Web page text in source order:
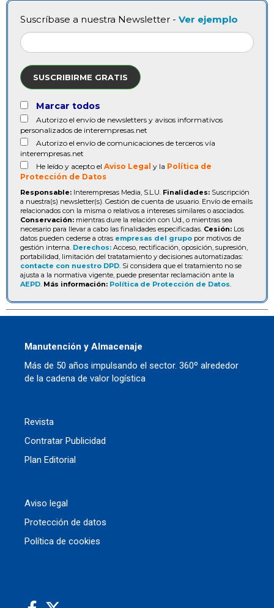
Suscríbase a nuestra Newsletter - Ver ejemplo
SUSCRIBIRME GRATIS
Marcar todos
Autorizo el envío de newsletters y avisos informativos
personalizados de interempresas.net
Autorizo el envío de comunicaciones de terceros vía
interempresas.net
He leído y acepto el Aviso Legal y la Política de
Protección de Datos
Responsable: Interempresas Media, S.L.U. Finalidades: Suscripción
a nuestra(s) newsletter(s). Gestión de cuenta de usuario. Envío de emails
relacionados con la misma o relativos a intereses similares o asociados.
Conservación: mientras dure la relación con Ud., o mientras sea
necesario para llevar a cabo las finalidades especificadas. Cesión: Los
datos pueden cederse a otras empresas del grupo por motivos de
gestión interna. Derechos: Acceso, rectificación, oposición, supresión,
portabilidad, limitación del tratatamiento y decisiones automatizadas:
contacte con nuestro DPD. Si considera que el tratamiento no se
ajusta a la normativa vigente, puede presentar reclamación ante la
AEPD. Más información: Política de Protección de Datos.
Manutención y Almacenaje
Más de 50 años impulsando el sector. 360º alrededor
de la cadena de valor logística
Revista
Contratar Publicidad
Plan Editorial
Aviso legal
Protección de datos
Política de cookies